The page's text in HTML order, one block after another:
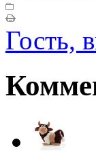
Гость,